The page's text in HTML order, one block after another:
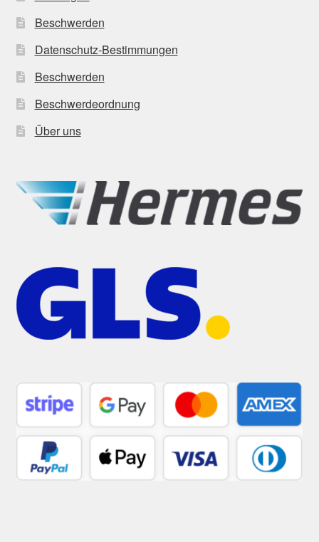
Beschwerden
Datenschutz-Bestimmungen
Beschwerden
Beschwerdeordnung
Über uns